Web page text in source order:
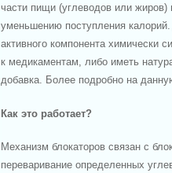
части пищи (углеводов или жиров)
уменьшению поступления
активного компонента химически
к медикаментам, либо иметь
добавка. Более подробно на
Как это работает?
Механизм блокаторов связан с
переваривание определенных